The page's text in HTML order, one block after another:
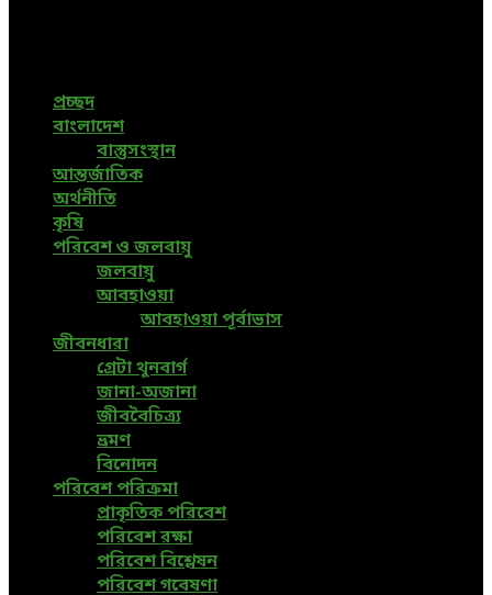
প্রচ্ছদ
বাংলাদেশ
বাস্তুসংস্থান
আন্তর্জাতিক
অর্থনীতি
কৃষি
পরিবেশ ও জলবায়ু
জলবায়ু
আবহাওয়া
আবহাওয়া পূর্বাভাস
জীবনধারা
গ্রেটা থুনবার্গ
জানা-অজানা
জীববৈচিত্র্য
ভ্রমণ
বিনোদন
পরিবেশ পরিক্রমা
প্রাকৃতিক পরিবেশ
পরিবেশ রক্ষা
পরিবেশ বিশ্লেষন
পরিবেশ গবেষণা